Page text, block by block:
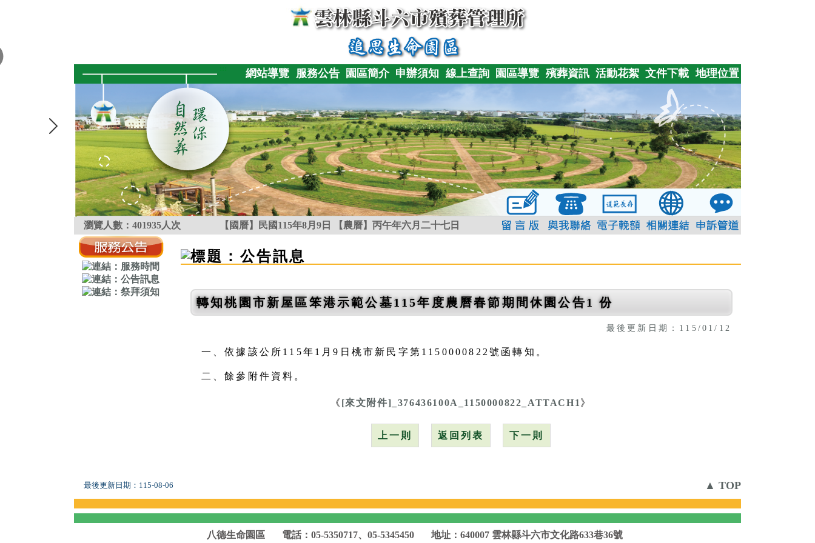
網站導覽 服務公告 園區簡介 申辦須知 線上查詢 園區導覽 殯葬資訊 活動花絮 文件下載 地理位置
瀏覽人數： 401935人次 【國曆】民國115年8月9日 【農曆】丙午年六月二十七日
轉知桃園市新屋區笨港示範公墓115年度農曆春節期間休園公告1 份
最後更新日期：115/01/12
一、依據該公所115年1月9日桃市新民字第1150000822號函轉知。
二、餘參附件資料。
《 [來文附件]_376436100A_1150000822_ATTACH1 》
上一則 返回列表 下一則
最後更新日期： 115-08-06 ▲ TOP
八德生命園區 電話：05-5350717、05-5345450 地址：640007 雲林縣斗六市文化路633巷36號